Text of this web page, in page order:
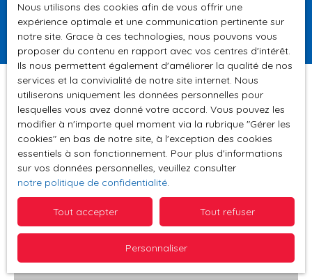
Rechercher
Pertinence
Trier par Créer une alerte
Nous utilisons des cookies afin de vous offrir une
expérience optimale et une communication pertinente sur
notre site. Grace à ces technologies, nous pouvons vous
proposer du contenu en rapport avec vos centres d'intérêt.
Ils nous permettent également d'améliorer la qualité de nos
services et la convivialité de notre site internet. Nous
utiliserons uniquement les données personnelles pour
lesquelles vous avez donné votre accord. Vous pouvez les
modifier à n'importe quel moment via la rubrique ″Gérer les
cookies″ en bas de notre site, à l'exception des cookies
essentiels à son fonctionnement. Pour plus d'informations
sur vos données personnelles, veuillez consulter
notre politique de confidentialité.
Tout accepter Tout refuser
Personnaliser